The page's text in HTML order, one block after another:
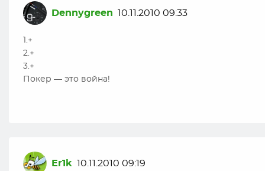
Dennygreen 10.11.2010 09:33
1.+
2.+
3.+
Покер — это война!
Er1k 10.11.2010 09:19